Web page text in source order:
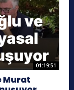
01:19:51
Murat